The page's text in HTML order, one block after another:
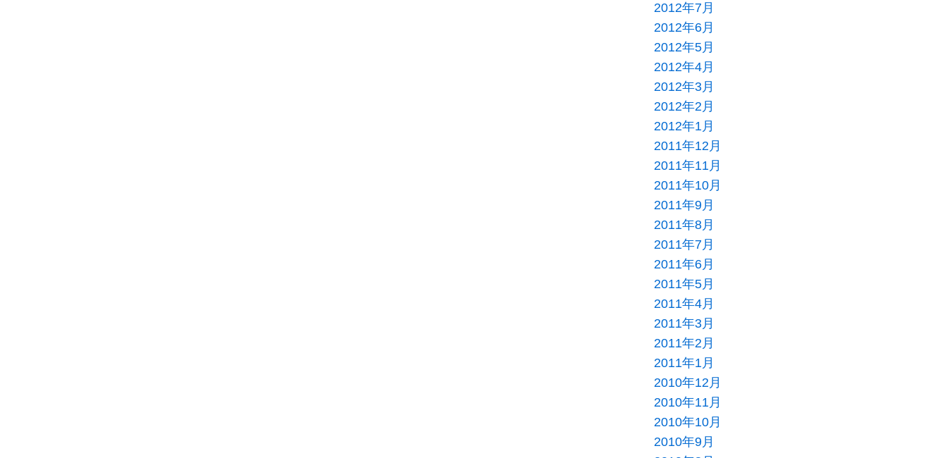
2012年7月
2012年6月
2012年5月
2012年4月
2012年3月
2012年2月
2012年1月
2011年12月
2011年11月
2011年10月
2011年9月
2011年8月
2011年7月
2011年6月
2011年5月
2011年4月
2011年3月
2011年2月
2011年1月
2010年12月
2010年11月
2010年10月
2010年9月